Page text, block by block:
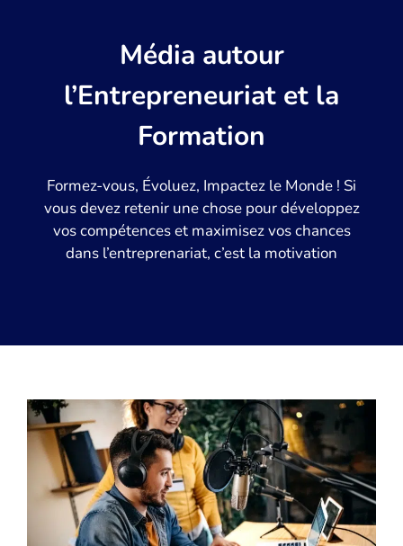
Média autour
l’Entrepreneuriat et la
Formation
Formez-vous, Évoluez, Impactez le Monde ! Si
vous devez retenir une chose pour développez
vos compétences et maximisez vos chances
dans l’entreprenariat, c’est la motivation